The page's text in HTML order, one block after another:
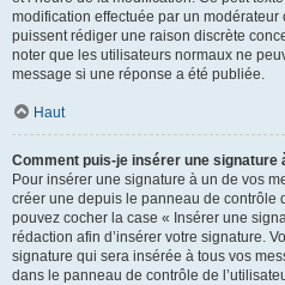
modification effectuée par un modérateur
puissent rédiger une raison discrète
noter que les utilisateurs normaux ne
message si une réponse a été publiée.
Haut
Comment puis-je insérer une signature
Pour insérer une signature à un de vos
créer une depuis le panneau de contrôle
pouvez cocher la case « Insérer une
rédaction afin d’insérer votre signature.
signature qui sera insérée à tous vos
dans le panneau de contrôle de